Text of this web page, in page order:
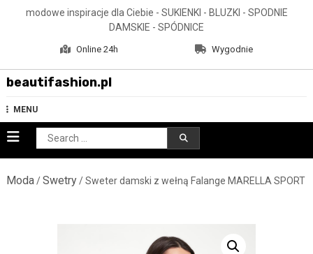
modowe inspiracje dla Ciebie - SUKIENKI - BLUZKI - SPODNIE
DAMSKIE - SPÓDNICE
Online 24h Wygodnie
beautifashion.pl
MENU
Search
for:
Moda/Swetry/ Sweter damski z wełną Falange MARELLA SPORT